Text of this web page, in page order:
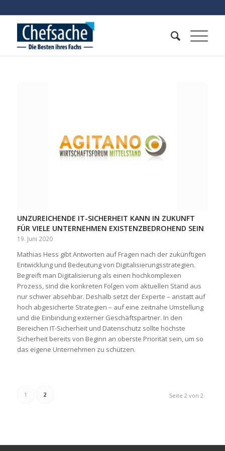
UNZUREICHENDE IT-SICHERHEIT KANN IN ZUKUNFT
FÜR VIELE UNTERNEHMEN EXISTENZBEDROHEND SEIN
19. Juni 2020
Mathias Hess gibt Antworten auf Fragen nach der zukünftigen
Entwicklung und Bedeutung von Digitalisierungsstrategien.
Begreift man Digitalisierung als einen hochkomplexen
Prozess, sind die konkreten Folgen vom aktuellen Stand aus
nur schwer absehbar. Deshalb setzt der Experte – anstatt auf
hoch abgesicherte Strategien – auf eine zeitnahe Umstellung
und die Einbindung externer Geschäftspartner. In den
Bereichen IT-Sicherheit und Datenschutz sollte höchste
Sicherheit bereits von Beginn an oberste Priorität sein, um so
das eigene Unternehmen zu schützen.
Seite 2 von 2
1 2